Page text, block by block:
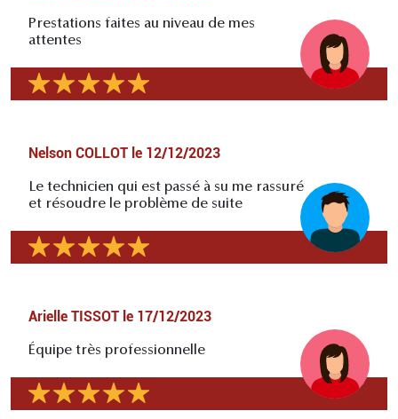
Prestations faites au niveau de mes
attentes
Nelson COLLOT le 12/12/2023
Le technicien qui est passé à su me rassuré
et résoudre le problème de suite
Arielle TISSOT le 17/12/2023
Équipe très professionnelle